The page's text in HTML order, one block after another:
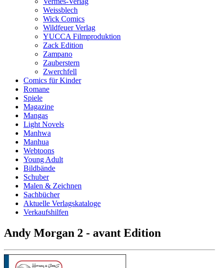
Weissblech
Wick Comics
Wildfeuer Verlag
YUCCA Filmproduktion
Zack Edition
Zampano
Zauberstern
Zwerchfell
Comics für Kinder
Romane
Spiele
Magazine
Mangas
Light Novels
Manhwa
Manhua
Webtoons
Young Adult
Bildbände
Schuber
Malen & Zeichnen
Sachbücher
Aktuelle Verlagskataloge
Verkaufshilfen
Andy Morgan 2 - avant Edition